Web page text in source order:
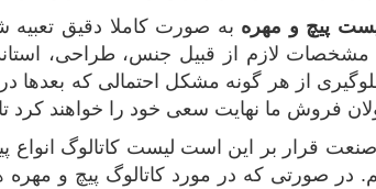
پیچ و مهره به صورت کاملا دقیق تعبیه
مشخصات لازم از قبیل جنس، طراحی،
از هر گونه مشکل احتمالی که بعدها
فروش ما نهایت سعی خود را خواهند کرد
قرار بر این است لیست کاتالوگ انواع
در صورتی که در مورد کاتالوگ پیچ و